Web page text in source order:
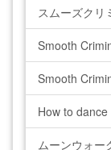
スムーズク
Smooth
Smooth
How to
ムーンウォ